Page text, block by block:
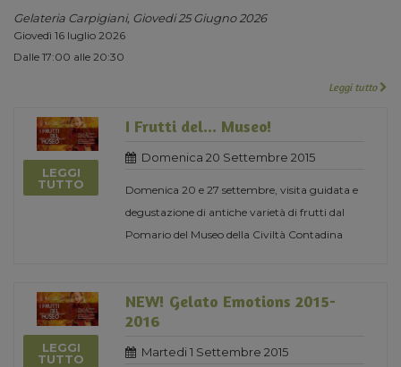
Gelateria Carpigiani, Giovedi 25 Giugno 2026
Giovedì 16 luglio 2026
Dalle 17:00 alle 20:30
Leggi tutto
LEGGI
TUTTO
I Frutti del... Museo!
Domenica 20 Settembre 2015
Domenica 20 e 27 settembre, visita guidata e
degustazione di antiche varietà di frutti dal
Pomario del Museo della Civiltà Contadina
LEGGI
TUTTO
NEW! Gelato Emotions 2015-
2016
Martedi 1 Settembre 2015